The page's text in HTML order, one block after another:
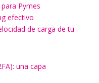
Pymes
efectivo
de carga de tu
una capa